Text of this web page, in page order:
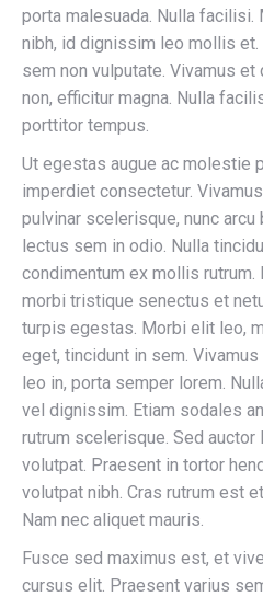
porta malesuada. Nulla facilisi.
nibh, id dignissim leo mollis
sem non vulputate. Vivamus
non, efficitur magna. Nulla
porttitor tempus.
Ut egestas augue ac molestie
imperdiet consectetur.
pulvinar scelerisque, nunc
lectus sem in odio. Nulla
condimentum ex mollis
morbi tristique senectus et
turpis egestas. Morbi elit leo,
eget, tincidunt in sem.
leo in, porta semper lorem.
vel dignissim. Etiam sodales
rutrum scelerisque. Sed
volutpat. Praesent in tortor
volutpat nibh. Cras rutrum est
Nam nec aliquet mauris.
Fusce sed maximus est, et
cursus elit. Praesent varius